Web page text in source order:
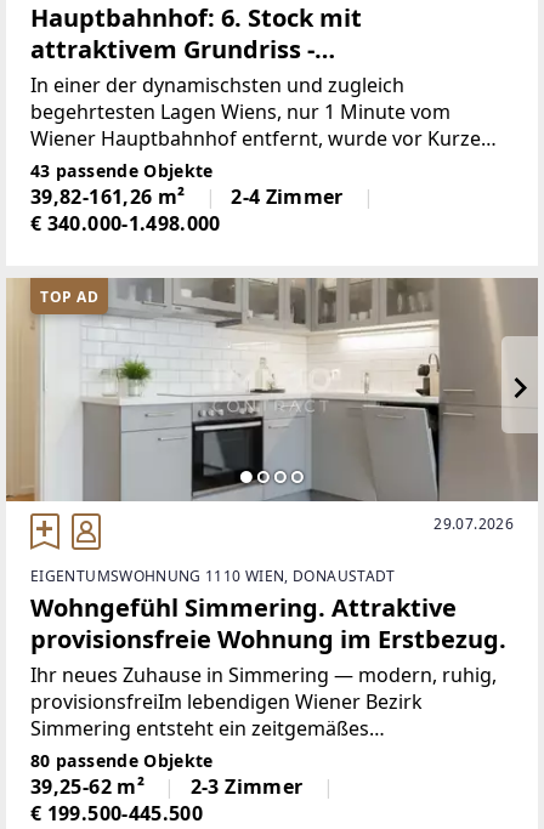
Hauptbahnhof: 6. Stock mit
attraktivem Grundriss -
PROVISIONSFREI
In einer der dynamischsten und zugleich
begehrtesten Lagen Wiens, nur 1 Minute vom
Wiener Hauptbahnhof entfernt, wurde vor Kurzem
ein außergewöhnliches Wohnprojekt fertiggestellt,
das modernen Wohnkomfort, hochwertige
Architektur und urbanen Lifestyle
43 passende Objekte
39,82-161,26 m²
2-4 Zimmer
€ 340.000-1.498.000
TOP AD
29.07.2026
EIGENTUMSWOHNUNG 1110 WIEN, DONAUSTADT
Wohngefühl Simmering. Attraktive
provisionsfreie Wohnung im Erstbezug.
Ihr neues Zuhause in Simmering — modern, ruhig,
provisionsfreiIm lebendigen Wiener Bezirk
Simmering entsteht ein zeitgemäßes
Wohnbauprojekt mit 82 freifinanzierten
Eigentumswohnungen — provisionsfrei für Käufer.
Das fünfgeschossige Gebäude bietet
80 passende Objekte
39,25-62 m²
2-3 Zimmer
€ 199.500-445.500